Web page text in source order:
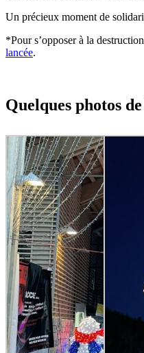
Un précieux moment de
*Pour s’opposer à la
lancée.
Quelques photos